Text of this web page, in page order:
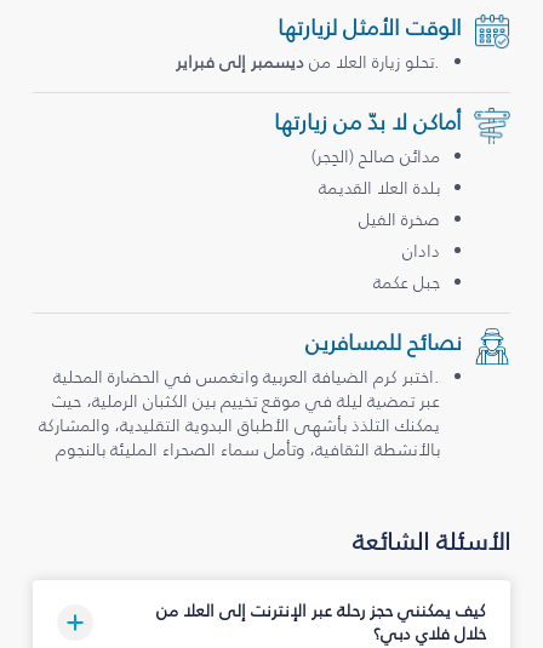
الوقت الأمثل لزيارتها
.تحلو زيارة العلا منديسمبر إلى فبراير
أماكن لا بدّ من زيارتها
مدائن صالح (الحِجر)
بلدة العلا القديمة
صخرة الفيل
دادان
جبل عكمة
نصائح للمسافرين
.اختبر كرم الضيافة العربية وانغمس في الحضارة المحلية
عبر تمضية ليلة في موقع تخييم بين الكثبان الرملية، حيث
يمكنك التلذذ بأشهى الأطباق البدوية التقليدية، والمشاركة
بالأنشطة الثقافية، وتأمل سماء الصحراء المليئة بالنجوم
الأسئلة الشائعة
كيف يمكنني حجز رحلة عبر الإنترنت إلى العلا من
خلال فلاي دبي؟